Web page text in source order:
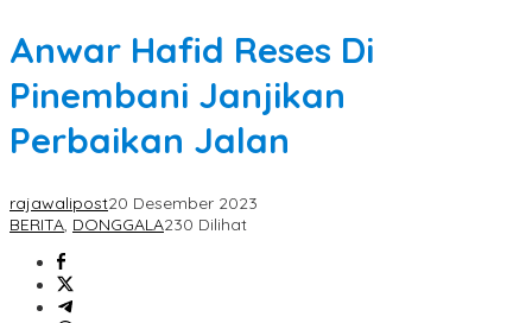
Anwar Hafid Reses Di
Pinembani Janjikan
Perbaikan Jalan
rajawalipost20 Desember 2023
BERITA, DONGGALA230 Dilihat